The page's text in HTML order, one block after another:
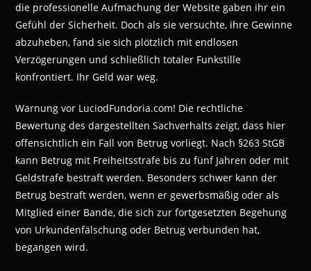
die professionelle Aufmachung der Website gaben ihr ein
Gefühl der Sicherheit. Doch als sie versuchte, ihre Gewinne
abzuheben, fand sie sich plötzlich mit endlosen
Verzögerungen und schließlich totaler Funkstille
konfrontiert. Ihr Geld war weg.
Warnung vor LuciodFundoria.com! Die rechtliche
Bewertung des dargestellten Sachverhalts zeigt, dass hier
offensichtlich ein Fall von Betrug vorliegt. Nach §263 StGB
kann Betrug mit Freiheitsstrafe bis zu fünf Jahren oder mit
Geldstrafe bestraft werden. Besonders schwer kann der
Betrug bestraft werden, wenn er gewerbsmäßig oder als
Mitglied einer Bande, die sich zur fortgesetzten Begehung
von Urkundenfälschung oder Betrug verbunden hat,
begangen wird.